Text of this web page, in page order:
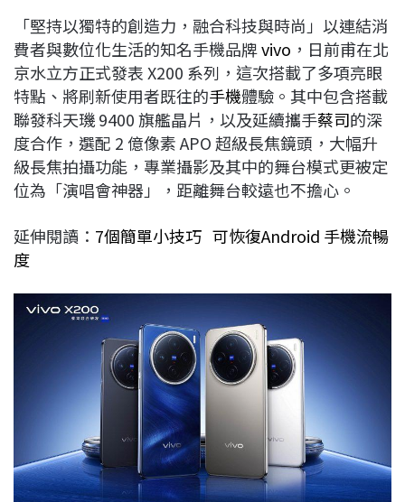
b
o
o
k
a
d
s
e
d
I
n
L
i
n
k
「堅持以獨特的創造力，融合科技與時尚」以連結消
費者與數位化生活的知名手機品牌vivo ，日前甫在北
京水立方正式發表 X200 系列，這次搭載了多項亮眼
特點、將刷新使用者既往的手機體驗。其中包含搭載
聯發科天璣 9400 旗艦晶片，以及延續攜手蔡司的深
度合作，選配 2 億像素 APO 超級長焦鏡頭，大幅升
級長焦拍攝功能，專業攝影及其中的舞台模式更被定
位為「演唱會神器」，距離舞台較遠也不擔心。
延伸閱讀： 7個簡單小技巧 可恢復Android 手機流暢
度